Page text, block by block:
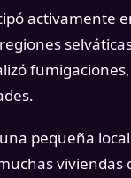
activamente
pequeña